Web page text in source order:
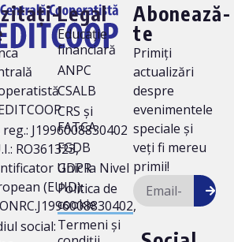
J1996008830402
RO361323,
Unic la Nivel
(EUID):
social:
Legal
Educație
financiară
ANPC
CSALB
CRS și
FATCA
FGDB
GDPR
Politica de
cookie
Termeni și
Abonează-
te
Primiți
actualizări
despre
evenimentele
speciale și
veți fi mereu
primii!